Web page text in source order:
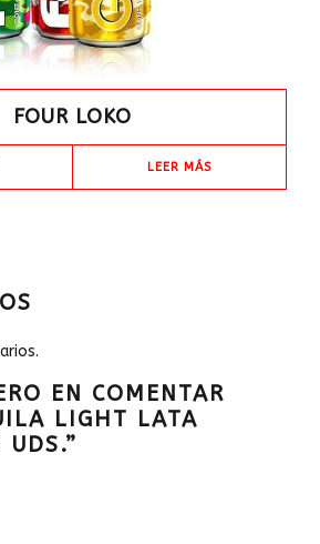
FOUR LOKO
LEER MÁS
EN COMENTAR
LIGHT LATA